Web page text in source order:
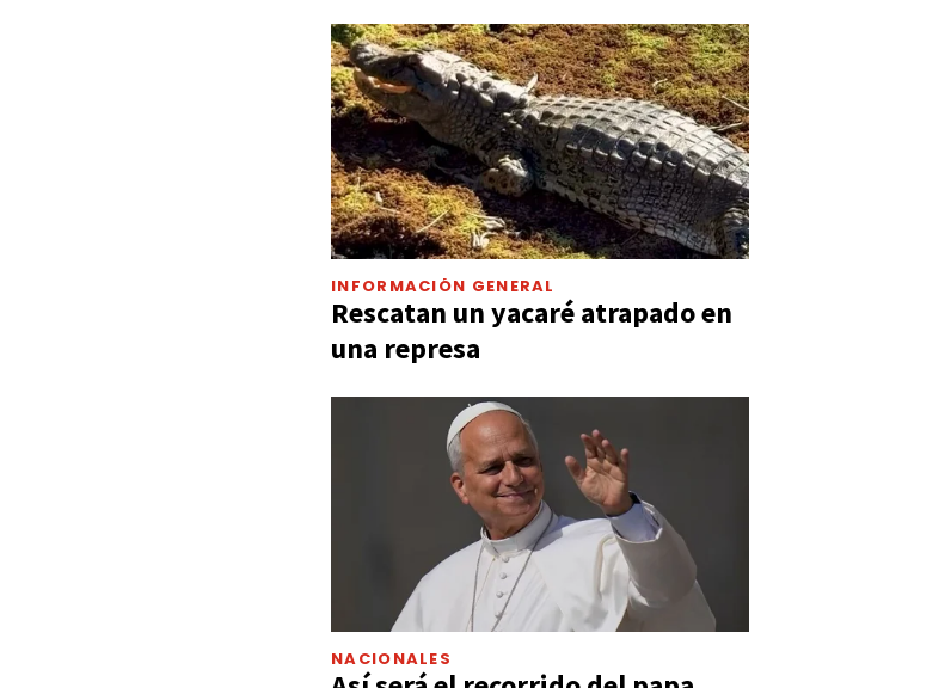
INFORMACIÓN GENERAL
Rescatan un yacaré atrapado en
una represa
NACIONALES